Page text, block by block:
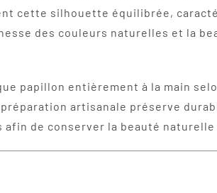
cette silhouette équilibrée,
des couleurs naturelles et la
papillon entièrement à la main
artisanale préserve
de conserver la beauté naturelle